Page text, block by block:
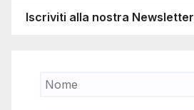
Iscriviti alla nostra Newsletter